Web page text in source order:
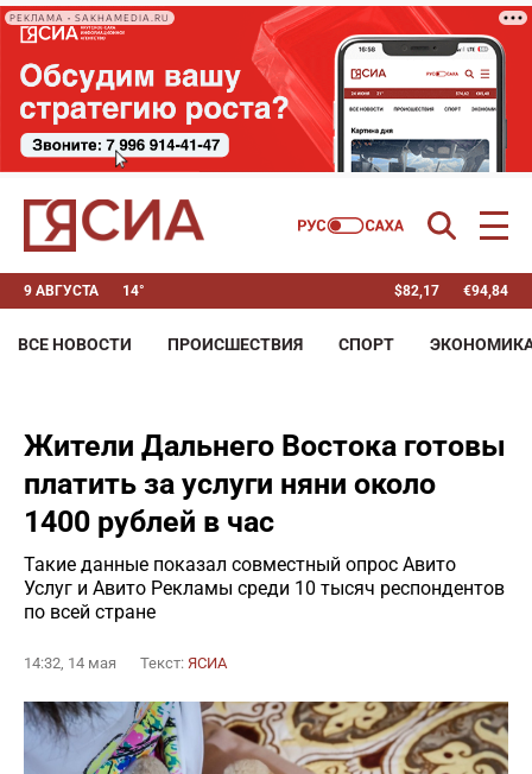
РЕКЛАМА • SAKHAMEDIA.RU
9 АВГУСТА 14° $82,17 €94,84
ВСЕ НОВОСТИ ПРОИСШЕСТВИЯ СПОРТ
Жители Дальнего Востока готовы
платить за услуги няни около
1400 рублей в час
Такие данные показал совместный опрос Авито
Услуг и Авито Рекламы среди 10 тысяч респондентов
по всей стране
14:32, 14 мая Текст: ЯСИА